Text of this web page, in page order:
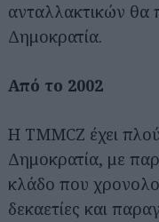
ανταλλακτικών θα
Δημοκρατία.
Από το 2002
Η TMMCZ έχει
Δημοκρατία, με
κλάδο που
δεκαετίες και